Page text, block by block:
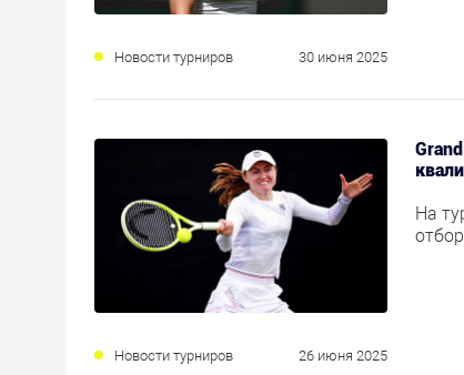
Новости турниров 30 июня 2025
Новости турниров 26 июня 2025
На